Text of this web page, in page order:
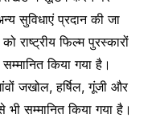
सुविधाएं प्रदान की जा
राष्ट्रीय फिल्म पुरस्कारों
किया गया है।
जखोल, हर्षिल, गूंजी और
भी सम्मानित किया गया है।